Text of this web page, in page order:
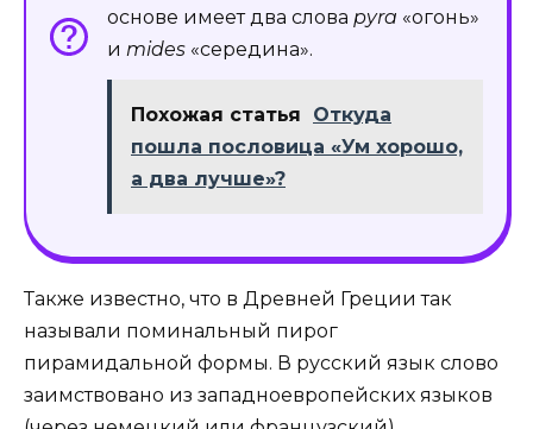
основе имеет два слова pyra «огонь»
и mides «середина».
Похожая статья
Откуда
пошла пословица «Ум хорошо,
а два лучше»?
Также известно, что в Древней Греции так
называли поминальный пирог
пирамидальной формы. В русский язык слово
заимствовано из западноевропейских языков